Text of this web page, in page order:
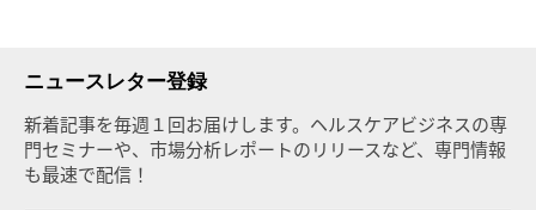
ニュースレター登録
新着記事を毎週１回お届けします。ヘルスケアビジネスの専
門セミナーや、市場分析レポートのリリースなど、専門情報
も最速で配信！